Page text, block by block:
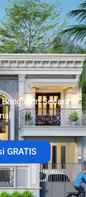
Secara
GRATIS